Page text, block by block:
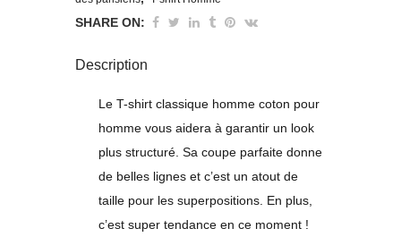
quantity
SHARE ON:
Description
Le T-shirt classique homme coton pour
homme vous aidera à garantir un look
plus structuré. Sa coupe parfaite donne
de belles lignes et c’est un atout de
taille pour les superpositions. En plus,
c’est super tendance en ce moment !